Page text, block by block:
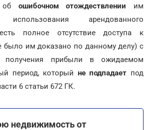
об ошибочном отождествлении им
использования арендованного
полное отсутствие доступа к
было им доказано по данному делу) с
получения прибыли в ожидаемом
период, который не подпадает под
6 статьи 672 ГК.
недвижимость от